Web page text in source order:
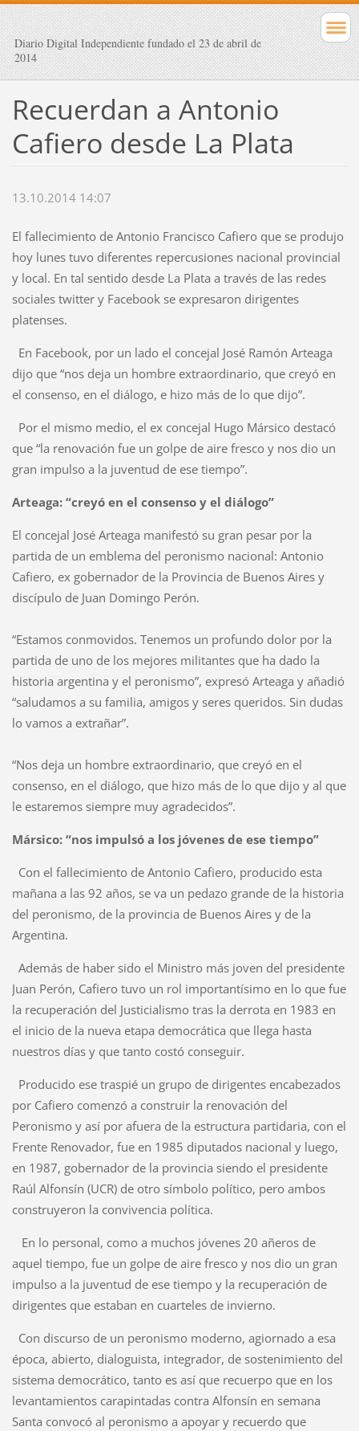
Diario Digital Independiente fundado el 23 de abril de
2014
Recuerdan a Antonio
Cafiero desde La Plata
13.10.2014 14:07
El fallecimiento de Antonio Francisco Cafiero que se produjo
hoy lunes tuvo diferentes repercusiones nacional provincial
y local. En tal sentido desde La Plata a través de las redes
sociales twitter y Facebook se expresaron dirigentes
platenses.
En Facebook, por un lado el concejal José Ramón Arteaga
dijo que “nos deja un hombre extraordinario, que creyó en
el consenso, en el diálogo, e hizo más de lo que dijo”.
Por el mismo medio, el ex concejal Hugo Mársico destacó
que “la renovación fue un golpe de aire fresco y nos dio un
gran impulso a la juventud de ese tiempo”.
Arteaga: “creyó en el consenso y el diálogo”
El concejal José Arteaga manifestó su gran pesar por la
partida de un emblema del peronismo nacional: Antonio
Cafiero, ex gobernador de la Provincia de Buenos Aires y
discípulo de Juan Domingo Perón.
“Estamos conmovidos. Tenemos un profundo dolor por la
partida de uno de los mejores militantes que ha dado la
historia argentina y el peronismo”, expresó Arteaga y añadió
“saludamos a su familia, amigos y seres queridos. Sin dudas
lo vamos a extrañar”.
“Nos deja un hombre extraordinario, que creyó en el
consenso, en el diálogo, que hizo más de lo que dijo y al que
le estaremos siempre muy agradecidos”.
Mársico: “nos impulsó a los jóvenes de ese tiempo”
Con el fallecimiento de Antonio Cafiero, producido esta
mañana a las 92 años, se va un pedazo grande de la historia
del peronismo, de la provincia de Buenos Aires y de la
Argentina.
Además de haber sido el Ministro más joven del presidente
Juan Perón, Cafiero tuvo un rol importantísimo en lo que fue
la recuperación del Justicialismo tras la derrota en 1983 en
el inicio de la nueva etapa democrática que llega hasta
nuestros días y que tanto costó conseguir.
Producido ese traspié un grupo de dirigentes encabezados
por Cafiero comenzó a construir la renovación del
Peronismo y así por afuera de la estructura partidaria, con el
Frente Renovador, fue en 1985 diputados nacional y luego,
en 1987, gobernador de la provincia siendo el presidente
Raúl Alfonsín (UCR) de otro símbolo político, pero ambos
construyeron la convivencia política.
En lo personal, como a muchos jóvenes 20 añeros de
aquel tiempo, fue un golpe de aire fresco y nos dio un gran
impulso a la juventud de ese tiempo y la recuperación de
dirigentes que estaban en cuarteles de invierno.
Con discurso de un peronismo moderno, agiornado a esa
época, abierto, dialoguista, integrador, de sostenimiento del
sistema democrático, tanto es así que recuerpo que en los
levantamientos carapintadas contra Alfonsín en semana
Santa convocó al peronismo a apoyar y recuerdo que